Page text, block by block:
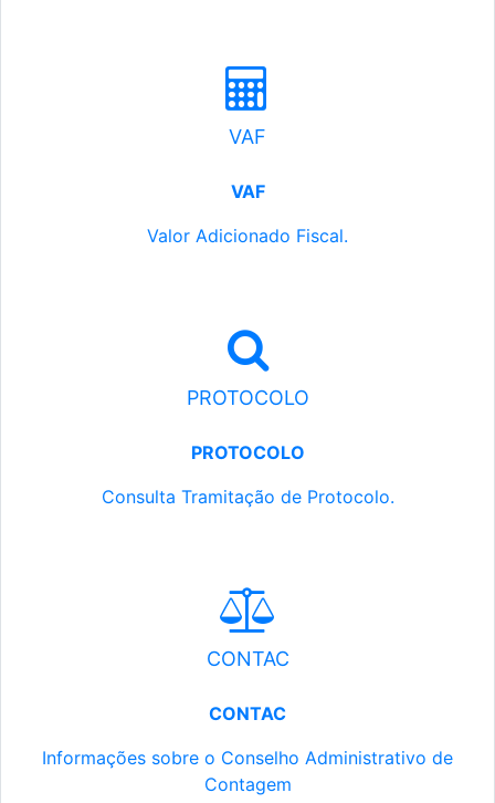
VAF
VAF
Valor Adicionado Fiscal.
PROTOCOLO
PROTOCOLO
Consulta Tramitação de Protocolo.
CONTAC
CONTAC
Informações sobre o Conselho Administrativo de
Contagem